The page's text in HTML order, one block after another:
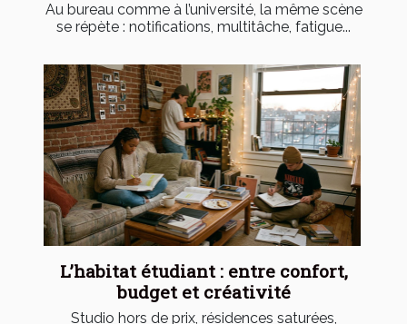
Au bureau comme à l’université, la même scène
se répète : notifications, multitâche, fatigue...
L’habitat étudiant : entre confort,
budget et créativité
Studio hors de prix, résidences saturées,